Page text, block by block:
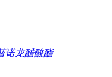
诺龙醋酸酯